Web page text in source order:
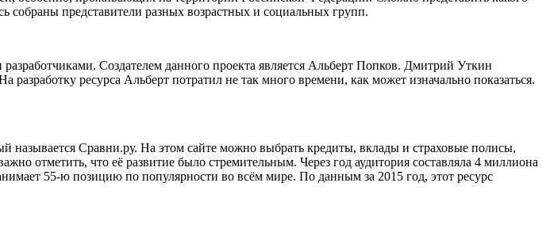
собраны представители разных возрастных и социальных групп.
Создателем данного проекта является Альберт Попков. Дмитрий Уткин
ресурса Альберт потратил не так много времени, как может изначально показаться.
называется Сравни.ру. На этом сайте можно выбрать кредиты, вклады и страховые полисы,
отметить, что её развитие было стремительным. Через год аудитория составляла 4 миллиона
55-ю позицию по популярности во всём мире. По данным за 2015 год, этот ресурс